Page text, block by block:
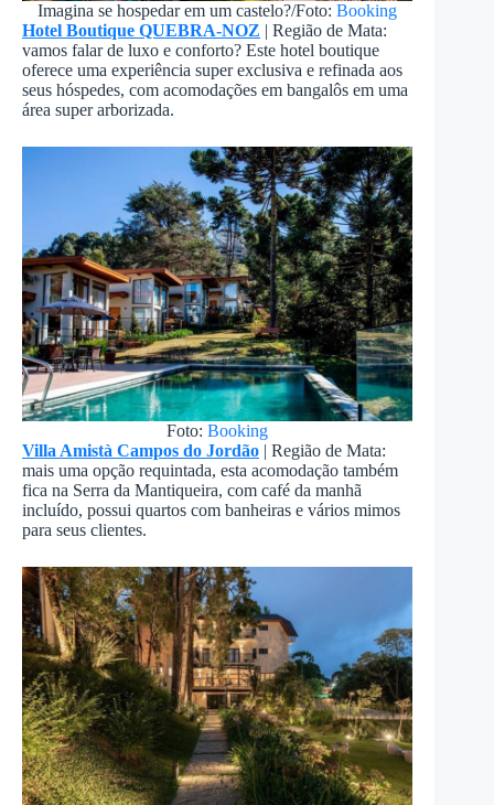
Imagina se hospedar em um castelo?/Foto:Booking
Hotel Boutique QUEBRA-NOZ | Região de Mata:
vamos falar de luxo e conforto? Este hotel boutique
oferece uma experiência super exclusiva e refinada aos
seus hóspedes, com acomodações em bangalôs em uma
área super arborizada.
Foto:Booking
Villa Amistà Campos do Jordão | Região de Mata:
mais uma opção requintada, esta acomodação também
fica na Serra da Mantiqueira, com café da manhã
incluído, possui quartos com banheiras e vários mimos
para seus clientes.